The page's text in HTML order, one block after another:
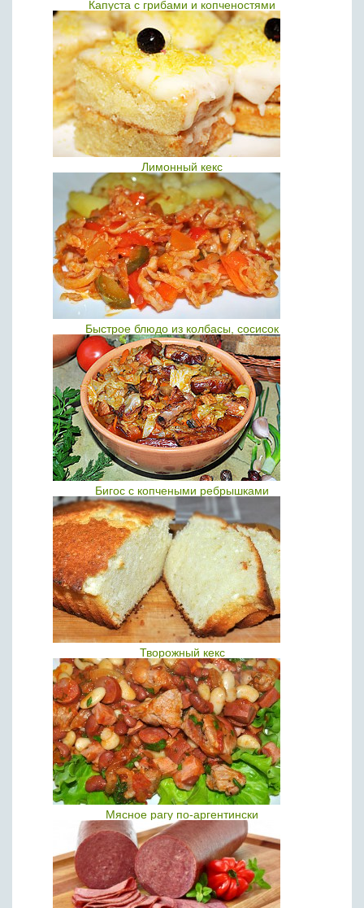
Капуста с грибами и копченостями
Лимонный кекс
Быстрое блюдо из колбасы, сосисок
Бигос с копчеными ребрышками
Творожный кекс
Мясное рагу по-аргентински